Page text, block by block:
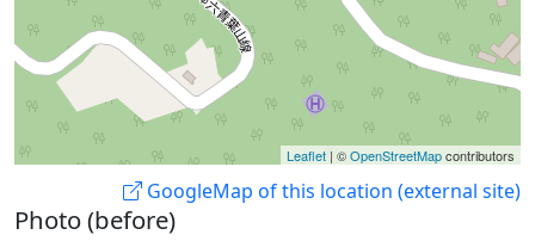
Leaflet | ©OpenStreetMapcontributors
GoogleMap of this location (external site)
Photo (before)